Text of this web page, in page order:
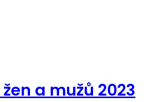
žen a mužů 2023